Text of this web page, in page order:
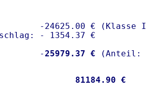
-24625.00 € (Klasse I)
- 1354.37 €
-25979.37 €
Brutto: 81184.90 €